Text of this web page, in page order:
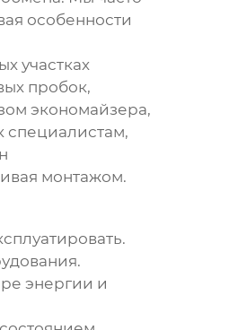
особенности
участках
пробок,
экономайзера,
специалистам,
монтажом.
энергии и